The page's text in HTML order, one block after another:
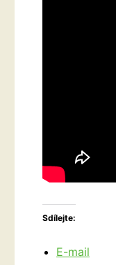
Sdílejte:
E-mail